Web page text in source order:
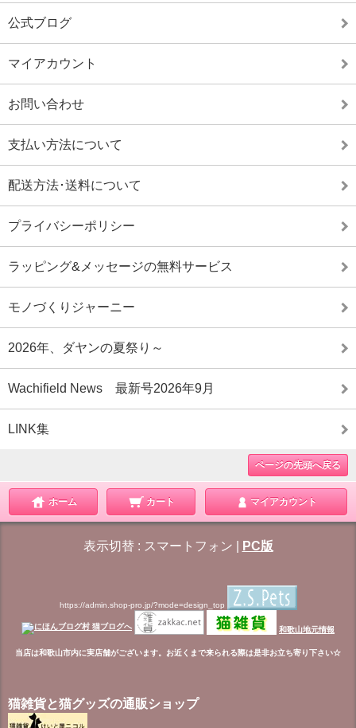
公式ブログ
マイアカウント
お問い合わせ
支払い方法について
配送方法･送料について
プライバシーポリシー
ラッピング&メッセージの無料サービス
モノづくりジャーニー
2026年、ダヤンの夏祭り～
Wachifield News 最新号2026年9月
LINK集
ページの先頭へ戻る
ホーム カート マイアカウント
表示切替 : スマートフォン PC版
https://admin.shop-pro.jp/?mode=design_top
和歌山地元情報
当店は和歌山市内に実店舗がございます。お近くまで来られる際は是非お立ち寄り下さい☆
猫雑貨と猫グッズの通販ショップ